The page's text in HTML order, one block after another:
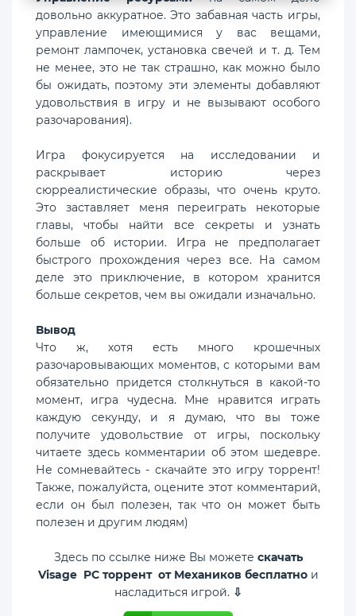
довольно аккуратное. Это забавная часть игры,
управление имеющимися у вас вещами,
ремонт лампочек, установка свечей и т. д. Тем
не менее, это не так страшно, как можно было
бы ожидать, поэтому эти элементы добавляют
удовольствия в игру и не вызывают особого
разочарования).
Игра фокусируется на исследовании и
раскрывает историю через
сюрреалистические образы, что очень круто.
Это заставляет меня переиграть некоторые
главы, чтобы найти все секреты и узнать
больше об истории. Игра не предполагает
быстрого прохождения через все. На самом
деле это приключение, в котором хранится
больше секретов, чем вы ожидали изначально.
Вывод
Что ж, хотя есть много крошечных
разочаровывающих моментов, с которыми вам
обязательно придется столкнуться в какой-то
момент, игра чудесна. Мне нравится играть
каждую секунду, и я думаю, что вы тоже
получите удовольствие от игры, поскольку
читаете здесь комментарии об этом шедевре.
Не сомневайтесь - скачайте это игру торрент!
Также, пожалуйста, оцените этот комментарий,
если он был полезен, так что он может быть
полезен и другим людям)
Здесь по ссылке ниже Вы можете скачать
Visage PC торрент от Механиков бесплатнои
насладиться игрой. ⇩